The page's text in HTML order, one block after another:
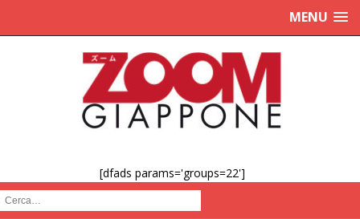
MENU
[dfads params='groups=22']
Cerca :